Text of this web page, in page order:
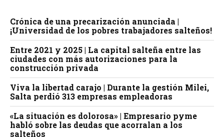
Crónica de una precarización anunciada |
¡Universidad de los pobres trabajadores salteños!
Entre 2021 y 2025 | La capital salteña entre las
ciudades con más autorizaciones para la
construcción privada
Viva la libertad carajo | Durante la gestión Milei,
Salta perdió 313 empresas empleadoras
«La situación es dolorosa» | Empresario pyme
habló sobre las deudas que acorralan a los
salteños